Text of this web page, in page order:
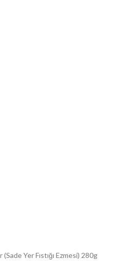
Yer Fıstığı Ezmesi) 280g